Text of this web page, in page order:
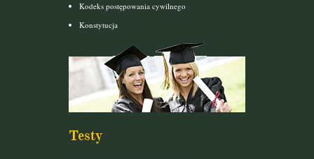
Kodeks postępowania cywilnego
Konstytucja
Testy